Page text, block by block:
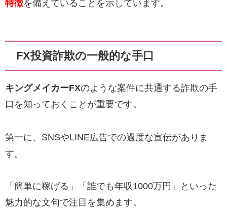
特徴を備えていることを示しています。
FX投資詐欺の一般的な手口
キングメイカーFXのような案件に共通する詐欺の手
口を知っておくことが重要です。
第一に、SNSやLINE広告での過度な宣伝がありま
す。
「簡単に稼げる」「誰でも年収1000万円」といった
魅力的な文句で注目を集めます。